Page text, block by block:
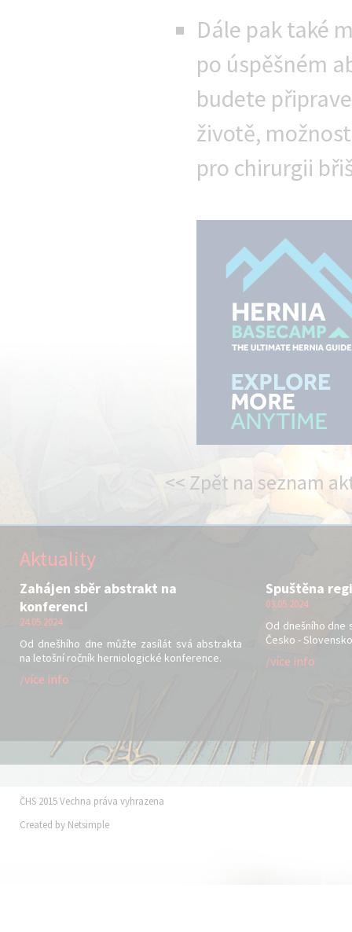
Dále pak také
po úspěšném
budete
životě,
pro chirurgii
<< Zpět na seznam
Aktuality
Zahájen sběr abstrakt na
konferenci
24.05.2024
Od dnešhího dne můžte zasílát svá abstrakta
na letošní ročník herniologické konference.
/více info
Spuštěna
03.05.2024
Od dnešního dne
Česko -
/více info
ČHS 2015 Vechna práva vyhrazena
Created by Netsimple